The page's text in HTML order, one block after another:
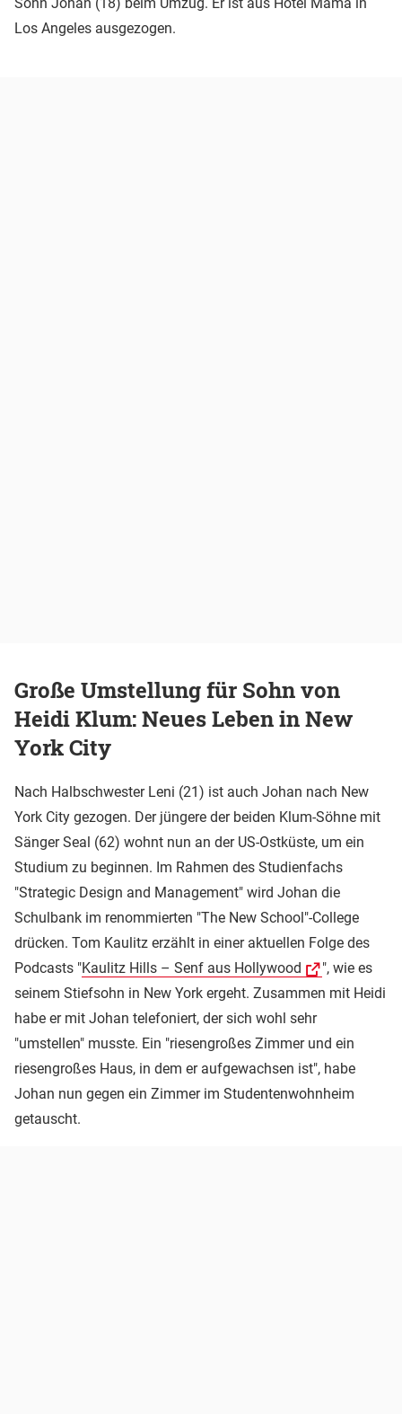
Sohn Johan (18) beim Umzug. Er ist aus Hotel Mama in
Los Angeles ausgezogen.
Große Umstellung für Sohn von
Heidi Klum: Neues Leben in New
York City
Nach Halbschwester Leni (21) ist auch Johan nach New
York City gezogen. Der jüngere der beiden Klum-Söhne mit
Sänger Seal (62) wohnt nun an der US-Ostküste, um ein
Studium zu beginnen. Im Rahmen des Studienfachs
"Strategic Design and Management" wird Johan die
Schulbank im renommierten "The New School"-College
drücken. Tom Kaulitz erzählt in einer aktuellen Folge des
Podcasts "Kaulitz Hills – Senf aus Hollywood
", wie es
seinem Stiefsohn in New York ergeht. Zusammen mit Heidi
habe er mit Johan telefoniert, der sich wohl sehr
"umstellen" musste. Ein "riesengroßes Zimmer und ein
riesengroßes Haus, in dem er aufgewachsen ist", habe
Johan nun gegen ein Zimmer im Studentenwohnheim
getauscht.